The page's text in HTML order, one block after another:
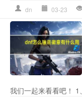
dn 03-23
我们一起来看看吧！